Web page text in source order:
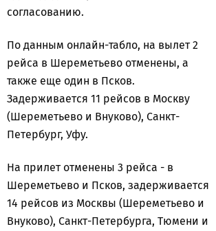
согласованию.
По данным онлайн-табло, на вылет 2
рейса в Шереметьево отменены, а
также еще один в Псков.
Задерживается 11 рейсов в Москву
(Шереметьево и Внуково), Санкт-
Петербург, Уфу.
На прилет отменены 3 рейса - в
Шереметьево и Псков, задерживается
14 рейсов из Москвы (Шереметьево и
Внуково), Санкт-Петербурга, Тюмени и